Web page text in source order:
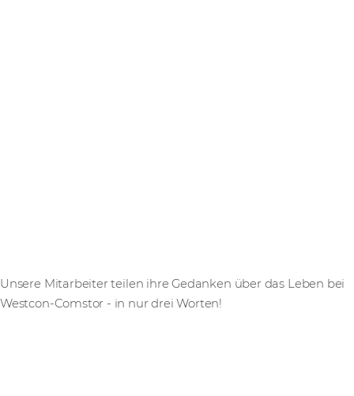
Unsere Mitarbeiter teilen ihre Gedanken über das Leben bei
Westcon-Comstor - in nur drei Worten!